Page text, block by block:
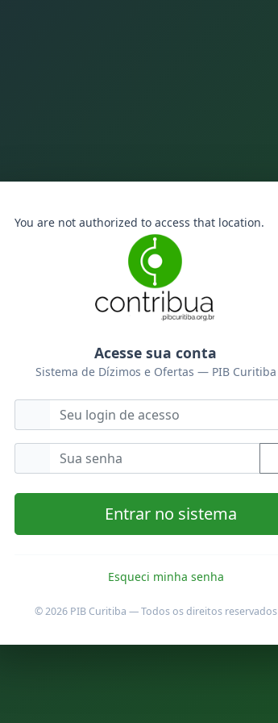
You are not authorized to access that location.
Acesse sua conta
Sistema de Dízimos e Ofertas — PIB Curitiba
Entrar no sistema
Esqueci minha senha
© 2026 PIB Curitiba — Todos os direitos reservados